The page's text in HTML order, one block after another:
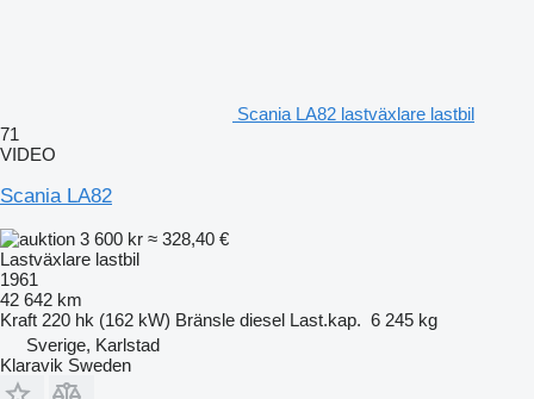
Scania LA82 lastväxlare lastbil
71
VIDEO
Scania LA82
3 600 kr ≈ 328,40 €
Lastväxlare lastbil
1961
42 642 km
Kraft 220 hk (162 kW) Bränsle diesel Last.kap. 6 245 kg
Sverige, Karlstad
Klaravik Sweden